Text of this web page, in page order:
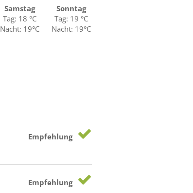
Samstag
Tag: 18 °C
Nacht: 19°C
Sonntag
Tag: 19 °C
Nacht: 19°C
Empfehlung
Empfehlung